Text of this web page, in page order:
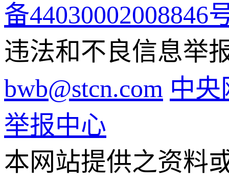
备44030002008846
违法和不良信息举
bwb@stcn.com 中
举报中心
本网站提供之资料